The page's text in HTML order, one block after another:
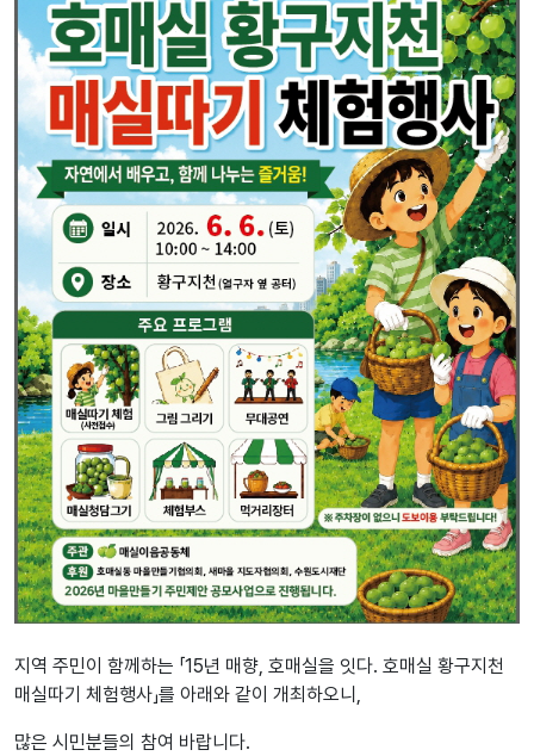
지역 주민이 함께하는 「15년 매향, 호매실을 잇다. 호매실 황구지천
매실따기 체험행사」를 아래와 같이 개최하오니,
많은 시민분들의 참여 바랍니다.